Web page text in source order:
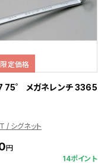
定価格
75゜ メガネレンチ 3365
/ シグネット
円
14ポイント